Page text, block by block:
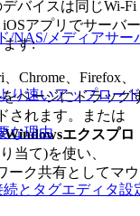
/NAS/メディアサー
り速いアップロード
な理由
続とタグエディタ設
バイスは同じWi-Fi
アプリでサーバー
す:
Chrome、Firefox、
ページにドラッグ
されます。または
Windowsエクスプロ
当て)を使い、
ーク共有としてマウ